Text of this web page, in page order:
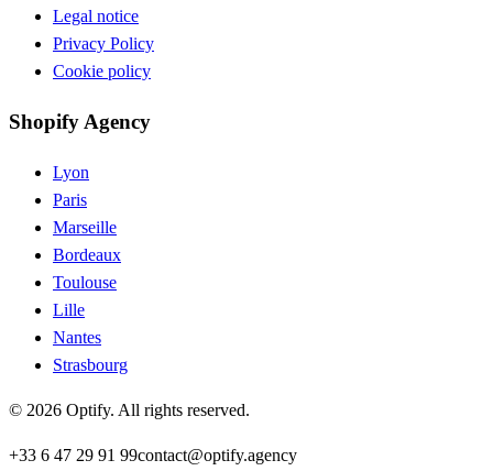
Legal notice
Privacy Policy
Cookie policy
Shopify Agency
Lyon
Paris
Marseille
Bordeaux
Toulouse
Lille
Nantes
Strasbourg
© 2026 Optify. All rights reserved.
+33 6 47 29 91 99contact@optify.agency